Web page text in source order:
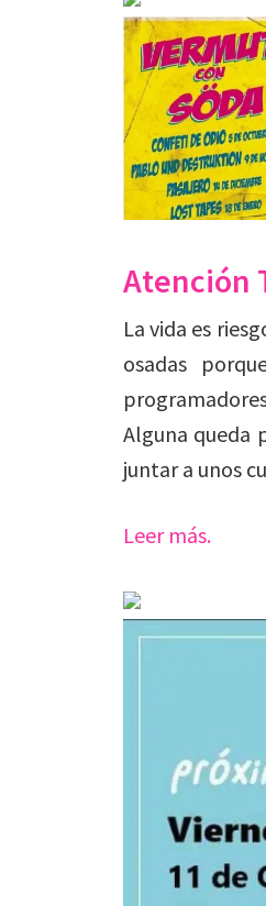
Atención
La vida es
osadas
Alguna queda
juntar a unos
Leer más.